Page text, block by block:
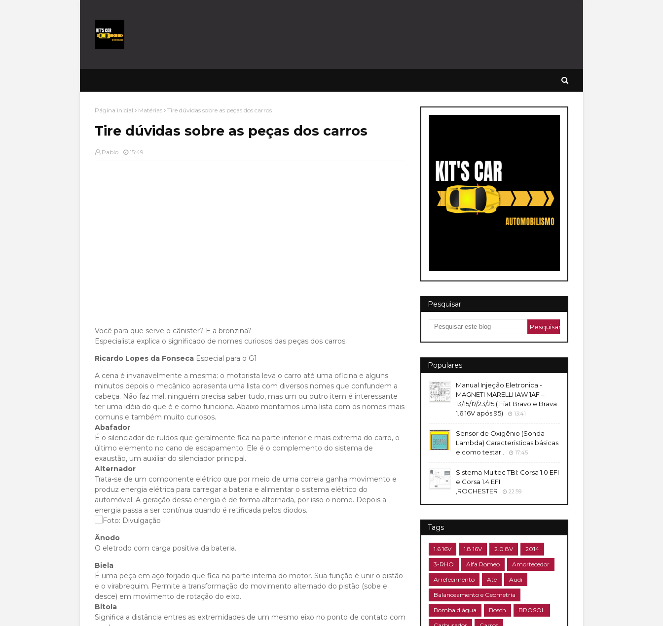
Página inicial Matérias Tire dúvidas sobre as peças dos carros
Tire dúvidas sobre as peças dos carros
Pablo 15:49
Você para que serve o cânister? E a bronzina?
Especialista explica o significado de nomes curiosos das peças dos carros.
Ricardo Lopes da Fonseca Especial para o G1
A cena é invariavelmente a mesma: o motorista leva o carro até uma oficina e alguns
minutos depois o mecânico apresenta uma lista com diversos nomes que confundem a
cabeça. Não faz mal, ninguém precisa saber tudo, mas um ou outro item é interessante
ter uma idéia do que é e como funciona. Abaixo montamos uma lista com os nomes mais
comuns e também muito curiosos.
Abafador
É o silenciador de ruídos que geralmente fica na parte inferior e mais extrema do carro, o
último elemento no cano de escapamento. Ele é o complemento do sistema de
exaustão, um auxiliar do silenciador principal.
Alternador
Trata-se de um componente elétrico que por meio de uma correia ganha movimento e
produz energia elétrica para carregar a bateria e alimentar o sistema elétrico do
automóvel. A geração dessa energia é de forma alternada, por isso o nome. Depois a
energia passa a ser contínua quando é retificada pelos diodos.
Ânodo
O eletrodo com carga positiva da bateria.
Biela
É uma peça em aço forjado que fica na parte interna do motor. Sua função é unir o pistão
e o virabrequim. Permite a transformação do movimento alternado do pistão (sobe e
desce) em movimento de rotação do eixo.
Bitola
Significa a distância entres as extremidades de um mesmo eixo no ponto de contato com
Pesquisar
Populares
Manual Injeção Eletronica -
MAGNETI MARELLI IAW 1AF –
13/15/17/23/25 ( Fiat Bravo e Brava
1.6 16V após 95)
13:41
Sensor de Oxigênio (Sonda
Lambda) Caracteristicas básicas
e como testar .
17:45
Sistema Multec TBI: Corsa 1.0 EFI
e Corsa 1.4 EFI
,ROCHESTER
22:59
Tags
1.6 16V 1.8 16V 2.0 8V 2014
3-RHO Alfa Romeo Amortecedor
Arrefecimento Ate Audi
Balanceamento e Geometria
Bomba d'água Bosch BROSOL